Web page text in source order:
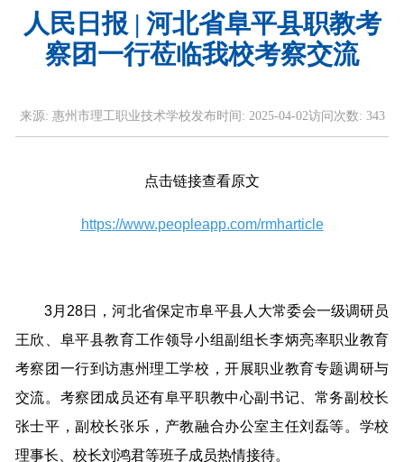
人民日报 | 河北省阜平县职教考
察团一行莅临我校考察交流
来源: 惠州市理工职业技术学校发布时间: 2025-04-02访问次数: 343
点击链接查看原文
https://www.peopleapp.com/rmharticle
3月28日，河北省保定市阜平县人大常委会一级调研员
王欣、阜平县教育工作领导小组副组长李炳亮率职业教育
考察团一行到访惠州理工学校，开展职业教育专题调研与
交流。考察团成员还有阜平职教中心副书记、常务副校长
张士平，副校长张乐，产教融合办公室主任刘磊等。学校
理事长、校长刘鸿君等班子成员热情接待。